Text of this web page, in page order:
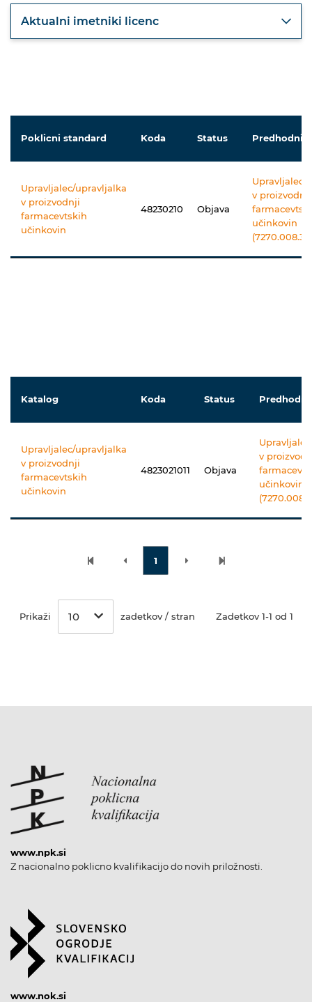
Aktualni imetniki licenc
Poklicni standard Koda Status Predhodniki
Upravljalec/upravljalka
v proizvodnji
farmacevtskih
učinkovin
48230210 Objava
Upravljalec/
v proizvodnji
učinkovin
Katalog Koda Status
Upravljalec/upravljalka
v proizvodnji
farmacevtskih
učinkovin
4823021011 Objava
v
učinkovin
1
Prikaži 10 zadetkov / stran Zadetkov 1-1 od 1
www.npk.si
Z nacionalno poklicno kvalifikacijo do novih priložnosti.
www.nok.si